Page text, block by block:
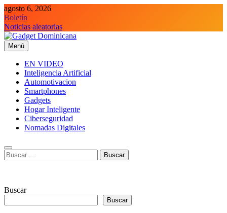
Saltar
al
contenido
agosto 6, 2026
Boletín
Noticias aleatorias
Gadget Dominicana
Gadgets y Tecnología de consumo
Menú
EN VIDEO
Inteligencia Artificial
Automotivacion
Smartphones
Gadgets
Hogar Inteligente
Ciberseguridad
Nomadas Digitales
Buscar:
Buscar
Buscar